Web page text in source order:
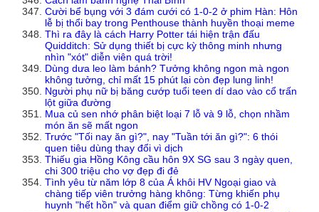
Cười bể bụng với 3 đám cưới có 1-0-2 ở phim Hàn: Hôn
lễ bị thổi bay trong Penthouse thành huyền thoại meme
Thì ra đây là cách Harry Potter tái hiện trận đấu
Quidditch: Sử dụng thiết bị cực kỳ thông minh nhưng
nhìn "xót" diễn viên quá trời!
Dùng dưa leo làm bánh? Tưởng không ngon mà ngon
không tưởng, chỉ mất 15 phút lại còn đẹp lung linh!
Người phụ nữ bị băng cướp tuổi teen dí dao vào cổ trấn
lột giữa đường
Mua củ sen nhớ phân biệt loại 7 lỗ và 9 lỗ, chọn nhầm
món ăn sẽ mất ngon
Trước "Tối nay ăn gì?", nay "Tuần tới ăn gì?": 6 thói
quen tiêu dùng thay đổi vì dịch
Thiếu gia Hồng Kông cầu hôn 9X SG sau 3 ngày quen,
chi 300 triệu cho vợ đẹp đi đẻ
Tình yêu từ năm lớp 8 của Á khôi HV Ngoại giao và
chàng tiếp viên trưởng hàng không: Từng khiến phụ
huynh "hết hồn" và quan điểm giữ chồng có 1-0-2